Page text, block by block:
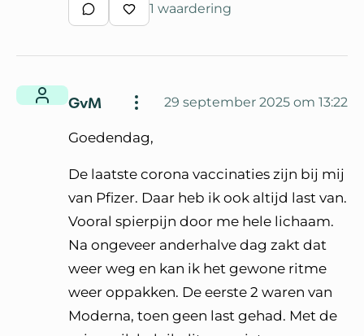
Schrijf een reactie
Waardeer reactie
1 waardering
GvM 29 september 2025 om 13:22
Goedendag,
De laatste corona vaccinaties zijn bij mij
van Pfizer. Daar heb ik ook altijd last van.
Vooral spierpijn door me hele lichaam.
Na ongeveer anderhalve dag zakt dat
weer weg en kan ik het gewone ritme
weer oppakken. De eerste 2 waren van
Moderna, toen geen last gehad. Met de